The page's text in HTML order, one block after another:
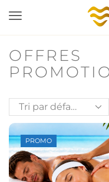
OFFRES
PROMO